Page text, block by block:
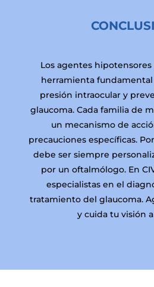
Los agentes hipotensores
herramienta
presión intraocular y
glaucoma. Cada familia de
un mecanismo de
precauciones específicas.
debe ser siempre
por un oftalmólogo. En
especialistas en el
tratamiento del glaucoma.
y cuida tu visión